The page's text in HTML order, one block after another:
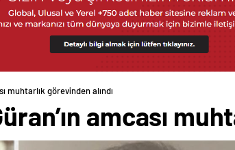
muhtarlık görevinden alındı
amcası